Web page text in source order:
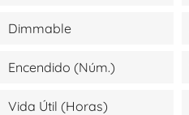
Dimmable
Encendido (Núm.)
Vida Útil (Horas)